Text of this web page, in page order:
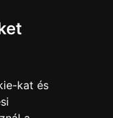
kat és
költségét.
rendelés esetén
az Ön által
úgy a
terméket
270
tartja a
akasztható tálca és